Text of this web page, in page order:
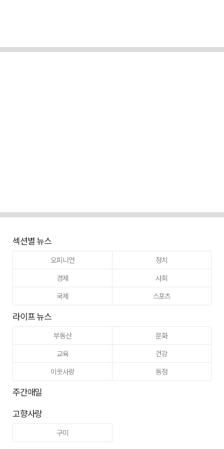
섹션별 뉴스
오피니언
정치
경제
사회
국제
스포츠
라이프 뉴스
부동산
문화
교육
건강
이웃사랑
동정
주간매일
고향사랑
구미